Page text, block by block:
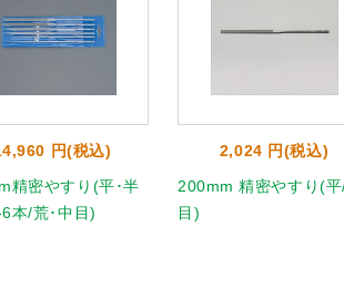
円(税込)
精密やすり(平･半
本/荒･中目)
2,024 円(税込)
200mm 精密やすり(
目)